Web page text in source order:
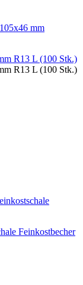
R13 L (100 Stk.)
R13 L (100 Stk.)
Feinkostbecher